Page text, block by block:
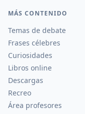
MÁS CONTENIDO
Temas de debate
Frases célebres
Curiosidades
Libros online
Descargas
Recreo
Área profesores